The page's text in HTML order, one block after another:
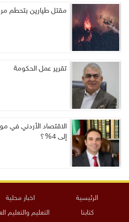
مقتل طيارين بتحطم
تقرير عمل الحكومة
الاقتصاد الأردني في
إلى 4%؟
الرئيسية اخبار محلية
كتابنا
التعليم والتعليم